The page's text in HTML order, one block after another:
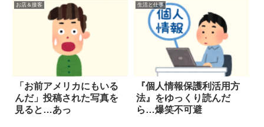
お店＆接客
「お前アメリカにもいる
んだ」投稿された写真を
見ると…あっ
生活と仕事
『個人情報保護利活用方
法』をゆっくり読んだ
ら…爆笑不可避